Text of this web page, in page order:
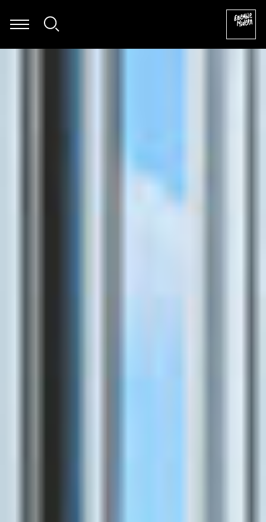
Dierksen - Folke Rabe: Basta für Posaune solo (1982) [excerpt]